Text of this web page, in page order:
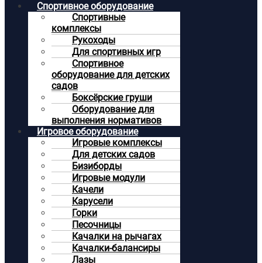
Спортивное оборудование
Спортивные
комплексы
Рукоходы
Для спортивных игр
Спортивное
оборудование для детских
садов
Боксёрские груши
Оборудование для
выполнения нормативов
Игровое оборудование
Игровые комплексы
Для детских садов
Бизиборды
Игровые модули
Качели
Карусели
Горки
Песочницы
Качалки на рычагах
Качалки-балансиры
Лазы